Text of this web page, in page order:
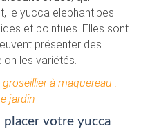
le yucca elephantipes
et pointues. Elles sont
présenter des
les variétés.
à maquereau :
jardin
votre yucca